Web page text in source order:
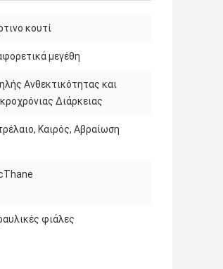
κουτί
μεγέθη
Ανθεκτικότητας και
Διάρκειας
Καιρός, Αβραίωση
φιάλες